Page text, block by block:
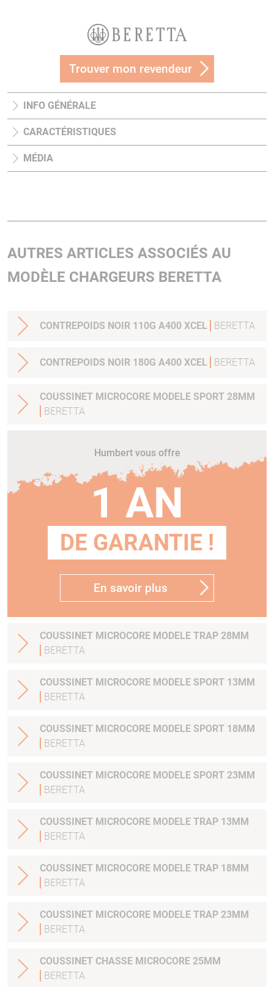
Trouver mon revendeur
INFO GÉNÉRALE
CARACTÉRISTIQUES
MÉDIA
AUTRES ARTICLES ASSOCIÉS AU
MODÈLE CHARGEURS BERETTA
CONTREPOIDS NOIR 110G A400 XCEL BERETTA
CONTREPOIDS NOIR 180G A400 XCEL BERETTA
COUSSINET MICROCORE MODELE SPORT 28MM
BERETTA
Humbert vous offre
1 AN
DE GARANTIE !
En savoir plus
COUSSINET MICROCORE MODELE TRAP 28MM
BERETTA
COUSSINET MICROCORE MODELE SPORT 13MM
BERETTA
COUSSINET MICROCORE MODELE SPORT 18MM
BERETTA
COUSSINET MICROCORE MODELE SPORT 23MM
BERETTA
COUSSINET MICROCORE MODELE TRAP 13MM
BERETTA
COUSSINET MICROCORE MODELE TRAP 18MM
BERETTA
COUSSINET MICROCORE MODELE TRAP 23MM
BERETTA
COUSSINET CHASSE MICROCORE 25MM
BERETTA